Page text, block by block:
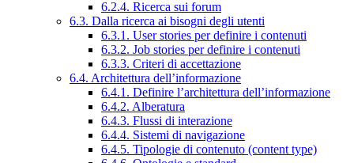
6.2.4. Ricerca sui forum
6.3. Dalla ricerca ai bisogni degli utenti
6.3.1. User stories per definire i contenuti
6.3.2. Job stories per definire i contenuti
6.3.3. Criteri di accettazione
6.4. Architettura dell’informazione
6.4.1. Definire l’architettura dell’informazione
6.4.2. Alberatura
6.4.3. Flussi di interazione
6.4.4. Sistemi di navigazione
6.4.5. Tipologie di contenuto (content type)